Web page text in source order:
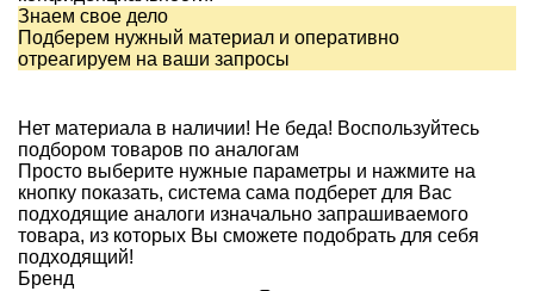
Знаем свое дело
Подберем нужный материал и оперативно
отреагируем на ваши запросы
Нет материала в наличии! Не беда! Воспользуйтесь
подбором товаров по аналогам
Просто выберите нужные параметры и нажмите на
кнопку показать, система сама подберет для Вас
подходящие аналоги изначально запрашиваемого
товара, из которых Вы сможете подобрать для себя
подходящий!
Бренд